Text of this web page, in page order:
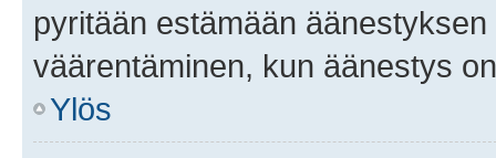
pyritään estämään
väärentäminen, kun äänestys
Ylös